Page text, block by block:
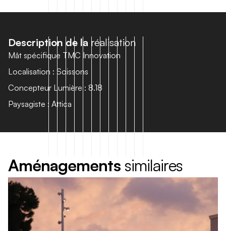
Description de la réalisation
Mât spécifique TMC Innovation
Localisation : Soissons
Concepteur Lumière : 8.18
Paysagiste : Attica
Aménagements similaires